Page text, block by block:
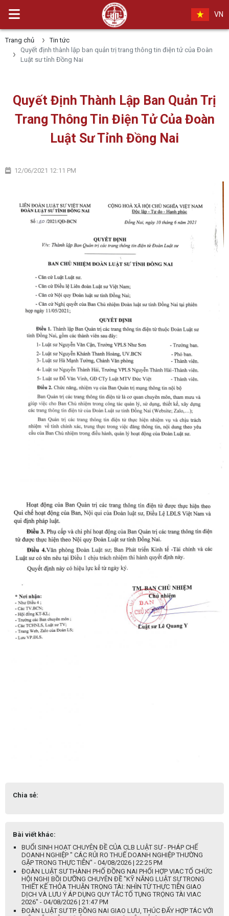
VN
Trang chủ
Tin tức
Quyết định thành lập ban quản trị trang thông tin điện tử của Đoàn
Luật sư tỉnh Đồng Nai
Quyết Định Thành Lập Ban Quản Trị
Trang Thông Tin Điện Tử Của Đoàn
Luật Sư Tỉnh Đồng Nai
12/06/2021 12:11 PM
Chia sẻ:
Bài viết khác:
BUỔI SINH HOẠT CHUYÊN ĐỀ CỦA CLB LUẬT SƯ - PHÁP CHẾ
DOANH NGHIỆP " CÁC RỦI RO THUẾ DOANH NGHIỆP THƯỜNG
GẶP TRONG THỰC TIỄN" - 04/08/2026 | 22:25 PM
ĐOÀN LUẬT SƯ THÀNH PHỐ ĐỒNG NAI PHỐI HỢP VIAC TỔ CHỨC
HỘI NGHỊ BỒI DƯỠNG CHUYÊN ĐỀ "KỸ NĂNG LUẬT SƯ TRONG
THIẾT KẾ THỎA THUẬN TRỌNG TÀI: NHÌN TỪ THỰC TIỄN GIAO
DỊCH VÀ LƯU Ý ÁP DỤNG QUY TẮC TỐ TỤNG TRỌNG TÀI VIAC
2026" - 04/08/2026 | 21:47 PM
ĐOÀN LUẬT SƯ TP. ĐỒNG NAI GIAO LƯU, THÚC ĐẨY HỢP TÁC VỚI